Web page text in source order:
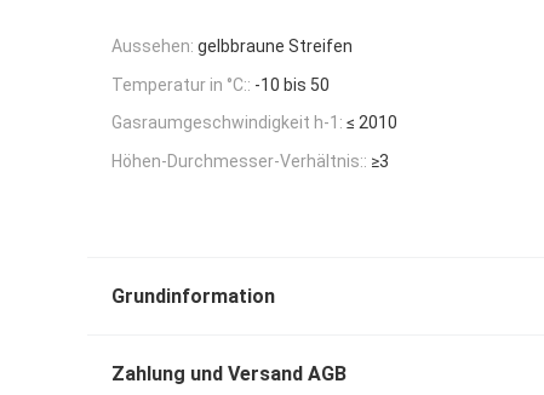
Aussehen: gelbbraune Streifen
Temperatur in °C:: -10 bis 50
Gasraumgeschwindigkeit h-1: ≤ 2010
Höhen-Durchmesser-Verhältnis:: ≥3
Grundinformation
Zahlung und Versand AGB